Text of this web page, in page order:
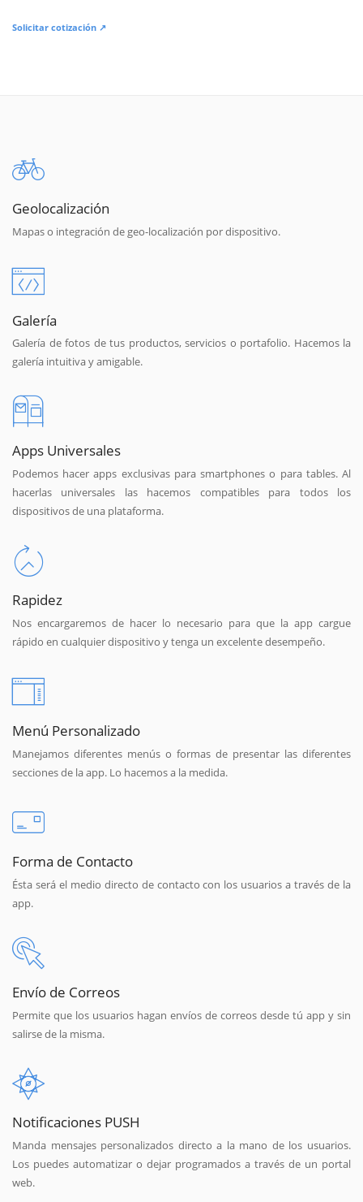
Solicitar cotización ↗
Geolocalización
Mapas o integración de geo-localización por dispositivo.
Galería
Galería de fotos de tus productos, servicios o portafolio. Hacemos la
galería intuitiva y amigable.
Apps Universales
Podemos hacer apps exclusivas para smartphones o para tables. Al
hacerlas universales las hacemos compatibles para todos los
dispositivos de una plataforma.
Rapidez
Nos encargaremos de hacer lo necesario para que la app cargue
rápido en cualquier dispositivo y tenga un excelente desempeño.
Menú Personalizado
Manejamos diferentes menús o formas de presentar las diferentes
secciones de la app. Lo hacemos a la medida.
Forma de Contacto
Ésta será el medio directo de contacto con los usuarios a través de la
app.
Envío de Correos
Permite que los usuarios hagan envíos de correos desde tú app y sin
salirse de la misma.
Notificaciones PUSH
Manda mensajes personalizados directo a la mano de los usuarios.
Los puedes automatizar o dejar programados a través de un portal
web.